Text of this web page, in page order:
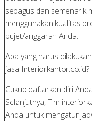
sebagus dan semenarik
menggunakan kualitas
bujet/anggaran Anda.
Apa yang harus
jasa Interiorkantor.co.id?
Cukup daftarkan diri
Selanjutnya, Tim
Anda untuk mengatur